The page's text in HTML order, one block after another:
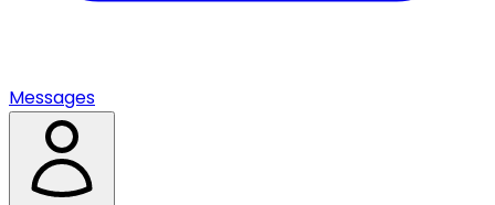
Messages